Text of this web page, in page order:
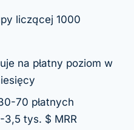
liczącej 1000
na płatny poziom w
70 płatnych
3,5 tys. $ MRR